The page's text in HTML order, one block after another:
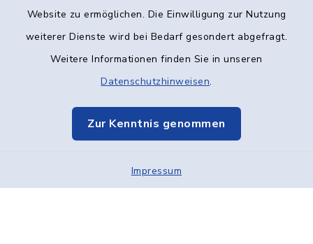
Website zu ermöglichen. Die Einwilligung zur Nutzung
weiterer Dienste wird bei Bedarf gesondert abgefragt.
Weitere Informationen finden Sie in unseren
Datenschutzhinweisen.
Zur Kenntnis genommen
Impressum
Datenschutz
Elektronische Kommunikation
Sitemap